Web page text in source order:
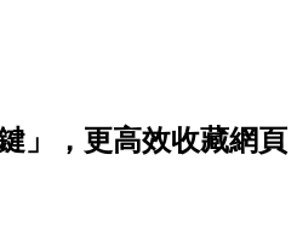
」，更高效收藏網頁